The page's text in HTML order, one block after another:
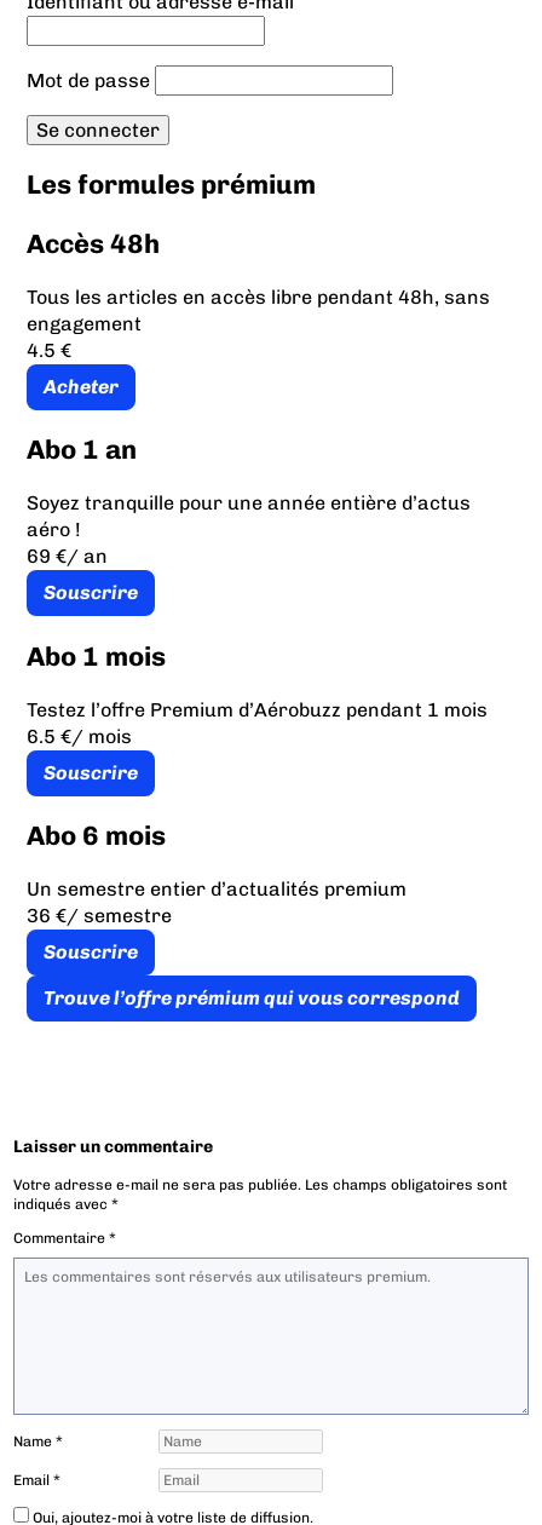
Mot de passe
Les formules prémium
Accès 48h
Tous les articles en accès libre pendant 48h, sans
engagement
4.5 €
Acheter
Abo 1 an
Soyez tranquille pour une année entière d’actus
aéro !
69 €/ an
Souscrire
Abo 1 mois
Testez l’offre Premium d’Aérobuzz pendant 1 mois
6.5 €/ mois
Souscrire
Abo 6 mois
Un semestre entier d’actualités premium
36 €/ semestre
Souscrire
Trouve l’offre prémium qui vous correspond
Laisser un commentaire
Votre adresse e-mail ne sera pas publiée. Les champs obligatoires sont
indiqués avec*
Commentaire*
Name*
Email*
Oui, ajoutez-moi à votre liste de diffusion.